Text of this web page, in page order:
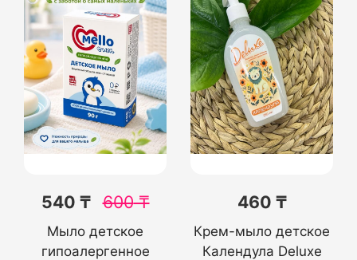
540 ₸ 600₸
Мыло детское
гипоалергенное
460 ₸
Крем-мыло детское
Календула Deluxe